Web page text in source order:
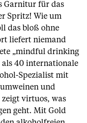
Garnitur für das
Spritz! Wie um
das bloß ohne
liefert niemand
„mindful drinking
als 40 internationale
Spezialist mit
und
virtuos, was
geht. Mit Gold